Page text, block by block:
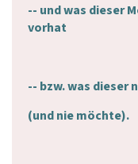
-- und was dieser
vorhat
-- bzw. was dieser
(und nie möchte).